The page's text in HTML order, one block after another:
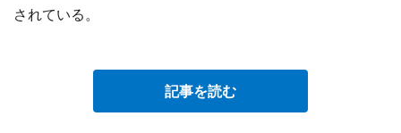
されている。
記事を読む